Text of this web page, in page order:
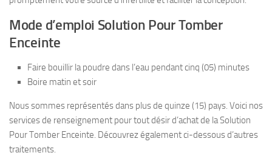
Mode d’emploi Solution Pour Tomber
Enceinte
Faire bouillir la poudre dans l’eau pendant cinq (05) minutes
Boire matin et soir
Nous sommes représentés dans plus de quinze (15) pays. Voici nos
services de renseignement pour tout désir d’achat de la Solution
Pour Tomber Enceinte. Découvrez également ci-dessous d’autres
traitements.